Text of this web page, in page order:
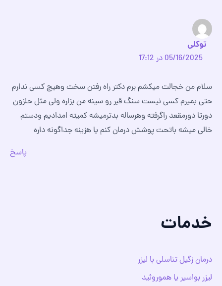
توکلی
05/16/2025 در 17:12
سلام من خجالت میکشم برم دکتر راه رفتن سخت وهیچ کسی ندارم
حتی بمیرم کسی نیست سنگ قبر رو سینه من بزاره ولی مثل حلزون
دورتا دورمقعد راگرفته وهرساله بدترمیشه کمیته امدادیم ودستم
خالی میشه باتحت پوشش درمان کنم یا هزینه جداگونه داره
پاسخ
خدمات
درمان زگیل تناسلی با لیزر
لیزر بواسیر یا هموروئید